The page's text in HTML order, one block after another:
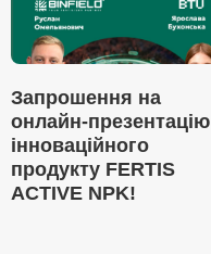
Запрошення на
онлайн-презентацію
інноваційного
продукту FERTIS
ACTIVE NPK!